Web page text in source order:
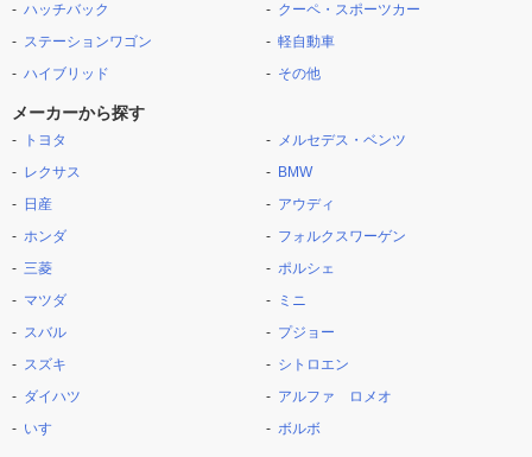
ハッチバック
ステーションワゴン
ハイブリッド
クーペ・スポーツカー
軽自動車
その他
メーカーから探す
トヨタ
レクサス
日産
ホンダ
三菱
マツダ
スバル
スズキ
ダイハツ
いすゞ
メルセデス・ベンツ
BMW
アウディ
フォルクスワーゲン
ポルシェ
ミニ
プジョー
シトロエン
アルファ ロメオ
ボルボ